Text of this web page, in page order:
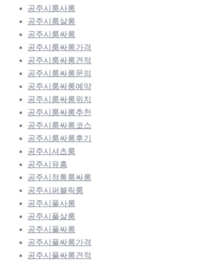
공주시룸사롱
공주시룸살롱
공주시룸싸롱
공주시룸싸롱가격
공주시룸싸롱견적
공주시룸싸롱문의
공주시룸싸롱예약
공주시룸싸롱위치
공주시룸싸롱추천
공주시룸싸롱코스
공주시룸싸롱후기
공주시셔츠룸
공주시유흥
공주시정통룸싸롱
공주시퍼블릭룸
공주시풀사롱
공주시풀살롱
공주시풀싸롱
공주시풀싸롱가격
공주시풀싸롱견적